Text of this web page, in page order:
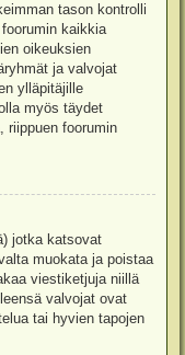
tason kontrolli
kaikkia
oikeuksien
ja valvojat
ylläpitäjille
myös täydet
riippuen foorumin
jotka katsovat
muokata ja poistaa
viestiketjuja niillä
valvojat ovat
tai hyvien tapojen